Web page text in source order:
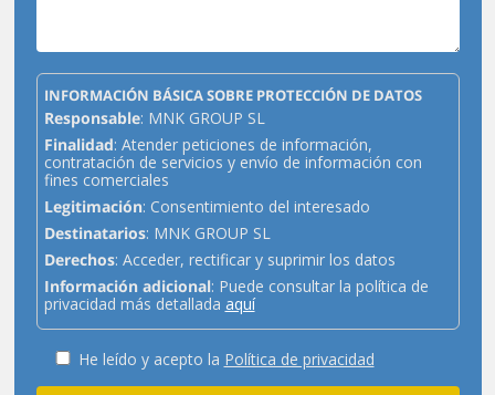
INFORMACIÓN BÁSICA SOBRE PROTECCIÓN DE DATOS
Responsable: MNK GROUP SL
Finalidad: Atender peticiones de información,
contratación de servicios y envío de información con
fines comerciales
Legitimación: Consentimiento del interesado
Destinatarios: MNK GROUP SL
Derechos: Acceder, rectificar y suprimir los datos
Información adicional: Puede consultar la política de
privacidad más detallada aquí
He leído y acepto la Política de privacidad